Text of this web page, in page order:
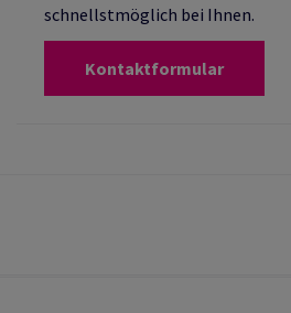
schnellstmöglich bei Ihnen.
Kontaktformular